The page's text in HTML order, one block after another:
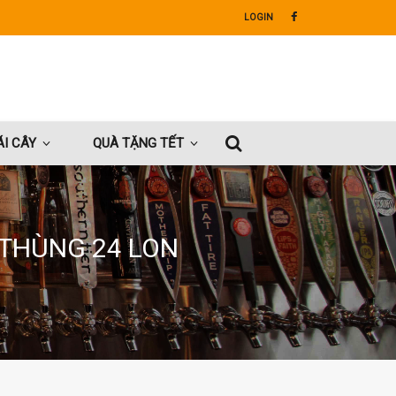
LOGIN
CÂY QUÀ TẶNG TẾT
24 LON